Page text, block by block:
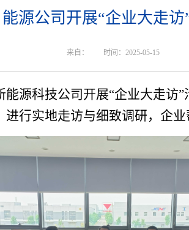
能源公司开展“企业大走访
来自： 时间：2025-05-15
能源科技公司 开展“企业大走访
进行实地走访与细致调研，企